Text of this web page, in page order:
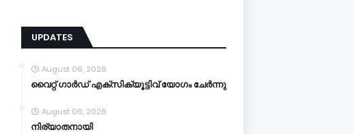
UPDATES
August 06, 2026
വൈറ്റ് ഗാർഡ് എക്സിക്യൂട്ടിവ് യോഗം ചേർന്നു
August 06, 2026
നിര്യാതനായി